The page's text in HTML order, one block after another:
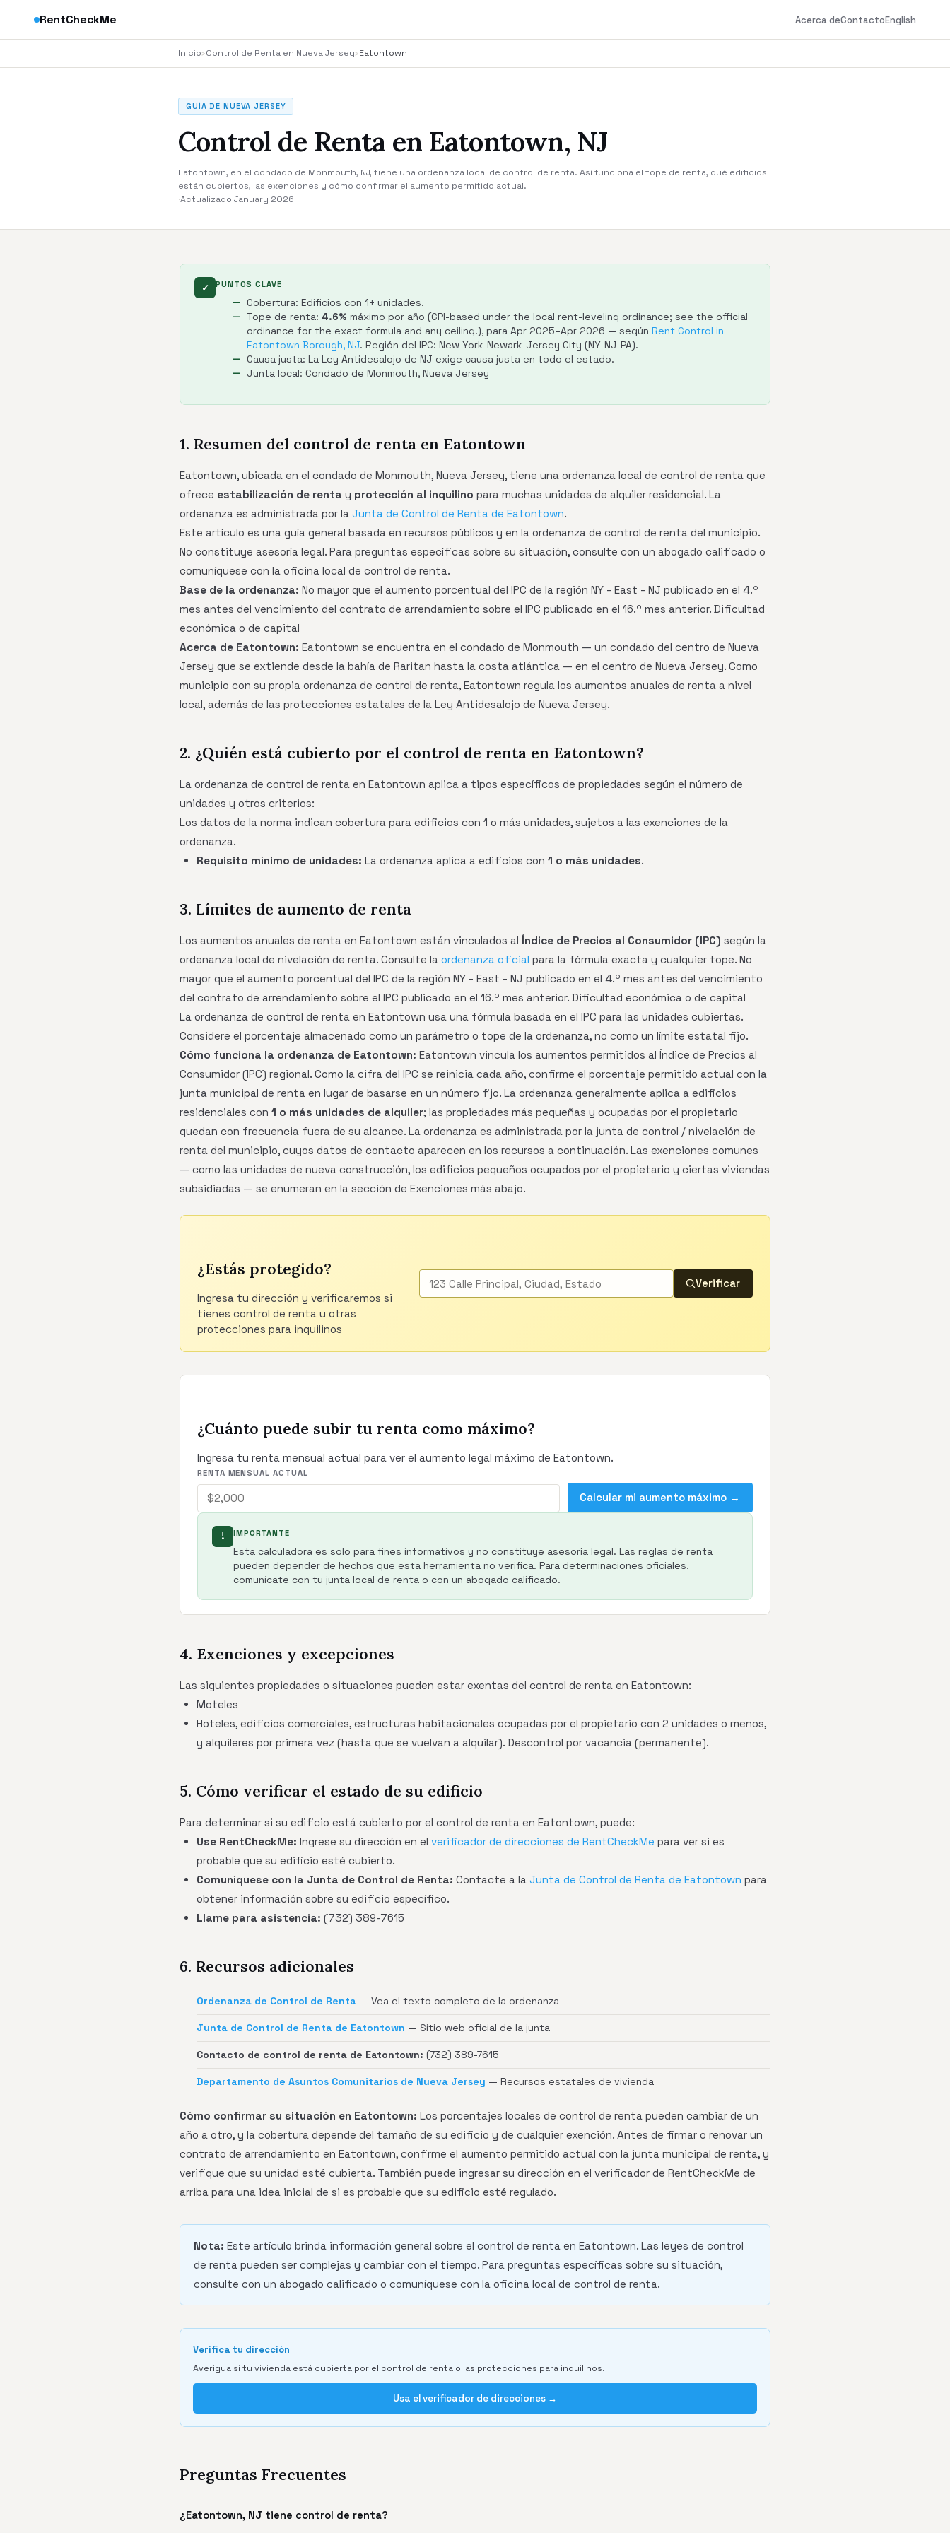
RentCheckMe Acerca deContactoEnglish
Inicio›Control de Renta en Nueva Jersey›Eatontown
GUÍA DE NUEVA JERSEY
Control de Renta en Eatontown, NJ
Eatontown, en el condado de Monmouth, NJ, tiene una ordenanza local de control de renta. Así funciona el tope de renta, qué edificios
están cubiertos, las exenciones y cómo confirmar el aumento permitido actual.
·Actualizado January 2026
✓ PUNTOS CLAVE
Cobertura: Edificios con 1+ unidades.
Tope de renta: 4.6% máximo por año (CPI-based under the local rent-leveling ordinance; see the official
ordinance for the exact formula and any ceiling.), para Apr 2025–Apr 2026 — según Rent Control in
Eatontown Borough, NJ. Región del IPC: New York-Newark-Jersey City (NY-NJ-PA).
Causa justa: La Ley Antidesalojo de NJ exige causa justa en todo el estado.
Junta local: Condado de Monmouth, Nueva Jersey
1. Resumen del control de renta en Eatontown
Eatontown, ubicada en el condado de Monmouth, Nueva Jersey, tiene una ordenanza local de control de renta que
ofrece estabilización de renta y protección al inquilino para muchas unidades de alquiler residencial. La
ordenanza es administrada por la Junta de Control de Renta de Eatontown.
Este artículo es una guía general basada en recursos públicos y en la ordenanza de control de renta del municipio.
No constituye asesoría legal. Para preguntas específicas sobre su situación, consulte con un abogado calificado o
comuníquese con la oficina local de control de renta.
Base de la ordenanza: No mayor que el aumento porcentual del IPC de la región NY - East - NJ publicado en el 4.º
mes antes del vencimiento del contrato de arrendamiento sobre el IPC publicado en el 16.º mes anterior. Dificultad
económica o de capital
Acerca de Eatontown: Eatontown se encuentra en el condado de Monmouth — un condado del centro de Nueva
Jersey que se extiende desde la bahía de Raritan hasta la costa atlántica — en el centro de Nueva Jersey. Como
municipio con su propia ordenanza de control de renta, Eatontown regula los aumentos anuales de renta a nivel
local, además de las protecciones estatales de la Ley Antidesalojo de Nueva Jersey.
2. ¿Quién está cubierto por el control de renta en Eatontown?
La ordenanza de control de renta en Eatontown aplica a tipos específicos de propiedades según el número de
unidades y otros criterios:
Los datos de la norma indican cobertura para edificios con 1 o más unidades, sujetos a las exenciones de la
ordenanza.
Requisito mínimo de unidades: La ordenanza aplica a edificios con 1 o más unidades.
3. Límites de aumento de renta
Los aumentos anuales de renta en Eatontown están vinculados al Índice de Precios al Consumidor (IPC) según la
ordenanza local de nivelación de renta. Consulte la ordenanza oficial para la fórmula exacta y cualquier tope. No
mayor que el aumento porcentual del IPC de la región NY - East - NJ publicado en el 4.º mes antes del vencimiento
del contrato de arrendamiento sobre el IPC publicado en el 16.º mes anterior. Dificultad económica o de capital
La ordenanza de control de renta en Eatontown usa una fórmula basada en el IPC para las unidades cubiertas.
Considere el porcentaje almacenado como un parámetro o tope de la ordenanza, no como un límite estatal fijo.
Cómo funciona la ordenanza de Eatontown: Eatontown vincula los aumentos permitidos al Índice de Precios al
Consumidor (IPC) regional. Como la cifra del IPC se reinicia cada año, confirme el porcentaje permitido actual con la
junta municipal de renta en lugar de basarse en un número fijo. La ordenanza generalmente aplica a edificios
residenciales con 1 o más unidades de alquiler; las propiedades más pequeñas y ocupadas por el propietario
quedan con frecuencia fuera de su alcance. La ordenanza es administrada por la junta de control / nivelación de
renta del municipio, cuyos datos de contacto aparecen en los recursos a continuación. Las exenciones comunes
— como las unidades de nueva construcción, los edificios pequeños ocupados por el propietario y ciertas viviendas
subsidiadas — se enumeran en la sección de Exenciones más abajo.
¿Estás protegido?
Ingresa tu dirección y verificaremos si
tienes control de renta u otras
protecciones para inquilinos
Verificar
¿Cuánto puede subir tu renta como máximo?
Ingresa tu renta mensual actual para ver el aumento legal máximo de Eatontown.
RENTA MENSUAL ACTUAL
Calcular mi aumento máximo →
! IMPORTANTE
Esta calculadora es solo para fines informativos y no constituye asesoría legal. Las reglas de renta
pueden depender de hechos que esta herramienta no verifica. Para determinaciones oficiales,
comunícate con tu junta local de renta o con un abogado calificado.
4. Exenciones y excepciones
Las siguientes propiedades o situaciones pueden estar exentas del control de renta en Eatontown:
Moteles
Hoteles, edificios comerciales, estructuras habitacionales ocupadas por el propietario con 2 unidades o menos,
y alquileres por primera vez (hasta que se vuelvan a alquilar). Descontrol por vacancia (permanente).
5. Cómo verificar el estado de su edificio
Para determinar si su edificio está cubierto por el control de renta en Eatontown, puede:
Use RentCheckMe: Ingrese su dirección en el verificador de direcciones de RentCheckMe para ver si es
probable que su edificio esté cubierto.
Comuníquese con la Junta de Control de Renta: Contacte a la Junta de Control de Renta de Eatontown para
obtener información sobre su edificio específico.
Llame para asistencia: (732) 389-7615
6. Recursos adicionales
Ordenanza de Control de Renta — Vea el texto completo de la ordenanza
Junta de Control de Renta de Eatontown — Sitio web oficial de la junta
Contacto de control de renta de Eatontown: (732) 389-7615
Departamento de Asuntos Comunitarios de Nueva Jersey — Recursos estatales de vivienda
Cómo confirmar su situación en Eatontown: Los porcentajes locales de control de renta pueden cambiar de un
año a otro, y la cobertura depende del tamaño de su edificio y de cualquier exención. Antes de firmar o renovar un
contrato de arrendamiento en Eatontown, confirme el aumento permitido actual con la junta municipal de renta, y
verifique que su unidad esté cubierta. También puede ingresar su dirección en el verificador de RentCheckMe de
arriba para una idea inicial de si es probable que su edificio esté regulado.
Nota: Este artículo brinda información general sobre el control de renta en Eatontown. Las leyes de control
de renta pueden ser complejas y cambiar con el tiempo. Para preguntas específicas sobre su situación,
consulte con un abogado calificado o comuníquese con la oficina local de control de renta.
Verifica tu dirección
Averigua si tu vivienda está cubierta por el control de renta o las protecciones para inquilinos.
Usa el verificador de direcciones →
Preguntas Frecuentes
¿Eatontown, NJ tiene control de renta?